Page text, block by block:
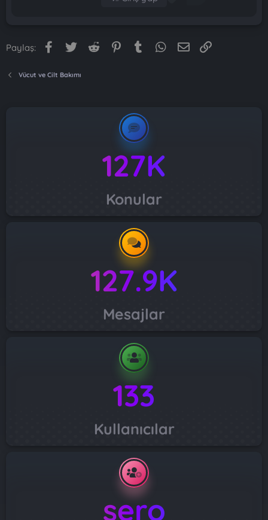
Paylaş: Facebook
Twitter Reddit PinterestTumblr WhatsApp
E-posta
Vücut ve Cilt Bakımı
127K
Konular
127.9K
Mesajlar
133
Kullanıcılar
sero